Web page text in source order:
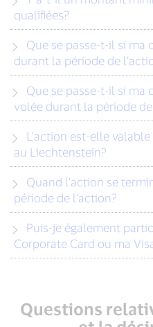
qualifiées?
durant la période de
volée durant la période de
au Liechtenstein?
période de l’action?
Corporate Card ou ma
Questions